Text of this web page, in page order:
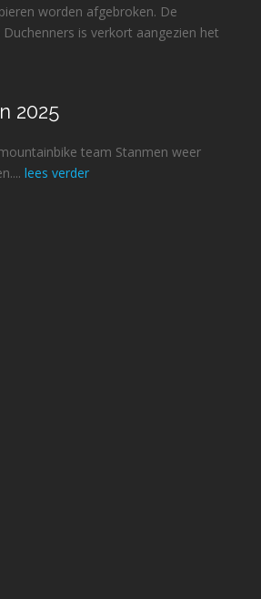
worden afgebroken. De
is verkort aangezien het
2025
team Stanmen weer
lees verder